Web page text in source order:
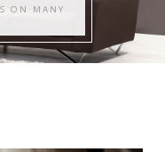
ON MANY